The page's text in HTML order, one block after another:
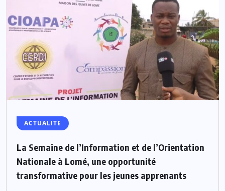
ACTUALITE
La Semaine de l’Information et de l’Orientation
Nationale à Lomé, une opportunité
transformative pour les jeunes apprenants